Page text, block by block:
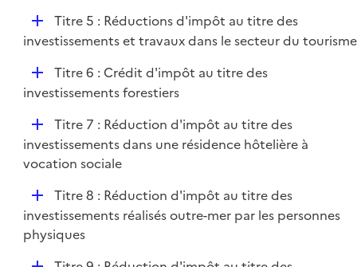
D
é
i
Titre 5 : Réductions d'impôt au titre des
investissements et travaux dans le secteur du tourisme
D
é
i
e
Titre 6 : Crédit d'impôt au titre des
investissements forestiers
D
é
p
e
r
Titre 7 : Réduction d'impôt au titre des
investissements dans une résidence hôtelière à
vocation sociale
D
é
p
Titre 8 : Réduction d'impôt au titre des
investissements réalisés outre-mer par les personnes
physiques